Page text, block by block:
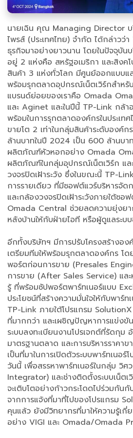
นายเฉิน คุณ Managing Director
ไพรส์ (ประเทศไทย) จำกัด ได้กล่าวว่
ธุรกิจมาอย่างยาวนาน โดยในปัจจุบั
อยู่ 2 แห่งคือ สหรัฐอเมริกา และสิงค
สินค้า 3 แห่งทั่วโลก มีศูนย์ออกแบบ
พร้อมรุกตลาดอุปกรณ์เน็ตเวิร์กสำห
แบรนด์ย่อยของเราคือ Omada
และ Aginet และในปีนี้ TP-Link กล้า
พร้อมในการรุกตลาดองค์กรในประเท
ขายโต 2 เท่าในกลุ่มสินค้าระดับองค์
ล้านบาทในปี 2024 เป็น 600 ล้านบ
ผลิตภัณฑ์หัวหอกอย่าง Omada
ผลิตภัณฑ์ในกลุ่มอุปกรณ์เน็ตเวิร์ก แล
วงจรปิดเฝ้าระวัง ซึ่งในขณะนี้ TP-
การรายเดียว ที่มีซอฟต์แวร์บริหารจัด
และกล้องวงจรปิดเฝ้าระวังภายใต้ซอ
Omada Central ช่วยลดความยุ่งยา
หลังบ้านให้กับฝ่ายไอที หรือผู้ดูแลระบ
อีกทั้งบริษัทฯ มีการปรับโครงสร้างอ
เตรียมทีมให้พร้อมรุกตลาดองค์กร โ
พอร์ตก่อนการขาย (Presales
การขาย (After Sales Service) แล
รู้ ที่พร้อมซัปพอร์ตพาร์ทเนอร์แบบ
ประโยชน์ที่สร้างความมั่นใจให้กับพาร์
TP-Link ภายใต้โปรแกรม
ที่มากกว่า และเผชิญปัญหาการแข่งขั
ระบบลงทะเบียนงานโปรเจกต์ที่รัดกุม
มาตรฐานตลาด และการบริหารราคา
เป็นที่มาในการเปิดตัวระบบพาร์ทเนอ
วันนี้ เพื่อสรรหาพาร์ทเนอร์ในกลุ่ม วิศ
Integrator) และช่างติดตั้งระบบเน็ต
จะเติบโตอย่างก้าวกระโดดไปร่วมกัน
จากการแจ้งที่มาที่ไปของโปรแกรม
คุนแล้ว ยังมีวิทยากรที่มาให้ความรู้เกี่
อย่าง VIGI และ Omada/Omada